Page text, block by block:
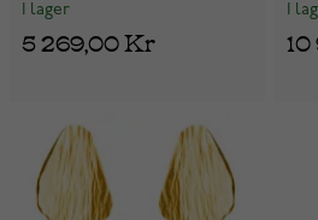
I lager
5 269,00 Kr
I